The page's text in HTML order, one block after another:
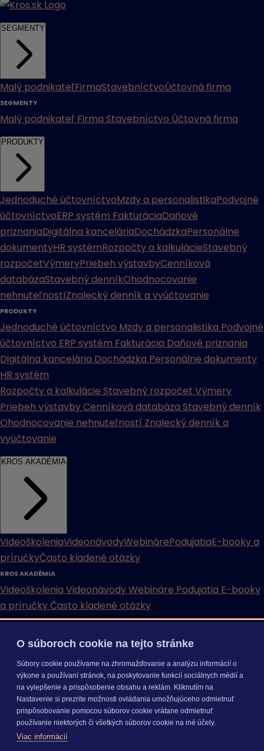
SEGMENTY
Malý podnikateľFirmaStavebníctvoÚčtovná firma
SEGMENTY
Malý podnikateľ Firma Stavebníctvo Účtovná firma
PRODUKTY
Jednoduché účtovníctvoMzdy a personalistikaPodvojné
účtovníctvoERP systém FakturáciaDaňové
priznaniaDigitálna kanceláriaDochádzkaPersonálne
dokumentyHR systémRozpočty a kalkulácieStavebný
rozpočetVýmeryPriebeh výstavbyCenníková
databázaStavebný denníkOhodnocovanie
nehnuteľnostíZnalecký denník a vyúčtovanie
PRODUKTY
Jednoduché účtovníctvo Mzdy a personalistika Podvojné
účtovníctvo ERP systém Fakturácia Daňové priznania
Digitálna kancelária Dochádzka Personálne dokumenty
HR systém
Rozpočty a kalkulácie Stavebný rozpočet Výmery
Priebeh výstavbyCenníková databáza Stavebný denník
Ohodnocovanie nehnuteľností Znalecký denník a
vyúčtovanie
KROS AKADÉMIA
VideoškoleniaVideonávodyWebinárePodujatiaE-booky a
príručkyČasto kladené otázky
KROS AKADÉMIA
Videoškolenia VideonávodyWebináre Podujatia E-booky
a príručkyČasto kladené otázky
Cenníky Odporučte nás Právne dokumenty
Odporúčaná
konfiguráciaAktualizácia verziíMobilné aplikácie
CenníkyOdporučte násPrávne dokumentyOdporúčaná
konfiguráciaAktualizácia verziíMobilné aplikácie
Odoberajte
O súboroch cookie na tejto stránke
Súbory cookie používame na zhromažďovanie a analýzu informácií o
výkone a používaní stránok, na poskytovanie funkcií sociálnych médií a
na vylepšenie a prispôsobenie obsahu a reklám. Kliknutím na
Nastavenie si prezrite možnosti ovládania umožňujúceho odmietnuť
prispôsobovanie pomocou súborov cookie vrátane odmietnuť
používanie niektorých či všetkých súborov cookie na iné účely.
Viac informácií